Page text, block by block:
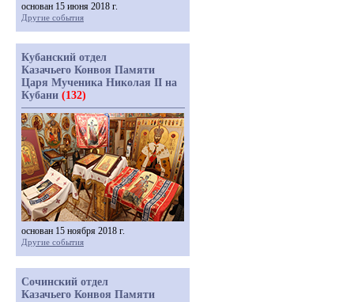
основан 15 июня 2018 г.
Другие события
Кубанский отдел
Казачьего Конвоя Памяти
Царя Мученика Николая II на
Кубани (132)
основан 15 ноября 2018 г.
Другие события
Сочинский отдел
Казачьего Конвоя Памяти